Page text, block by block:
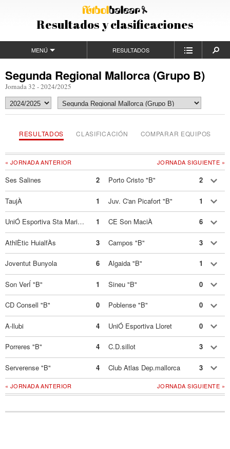
Resultados y clasificaciones
MENÚ RESULTADOS
Segunda Regional Mallorca (Grupo B)
Jornada 32 - 2024/2025
RESULTADOS CLASIFICACIÓN COMPARAR EQUIPOS
JORNADA SIGUIENTE »
« JORNADA ANTERIOR
Ses Salines 2 Porto Cristo "B" 2
TaujÀ 1 Juv. C'an Picafort "B" 1
UniÓ Esportiva Sta Maria "B" 1 CE Son MaciÀ 6
AthlÈtic HuialfÀs 3 Campos "B" 3
Joventut Bunyola 6 Algaida "B" 1
Son VerÍ "B" 1 Sineu "B" 0
CD Consell "B" 0 Poblense "B" 0
A-llubi 4 UniÓ Esportiva Lloret 0
Porreres "B" 4 C.D.sillot 3
Serverense "B" 4 Club Atlas Dep.mallorca 3
JORNADA SIGUIENTE »
« JORNADA ANTERIOR